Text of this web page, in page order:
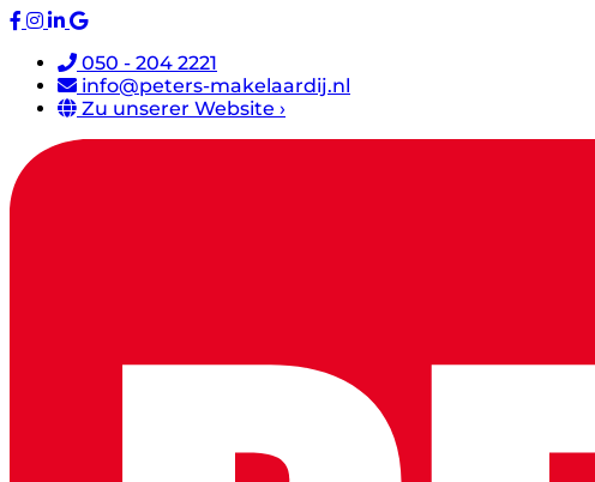
050 - 204 2221
info@peters-makelaardij.nl
Zu unserer Website ›